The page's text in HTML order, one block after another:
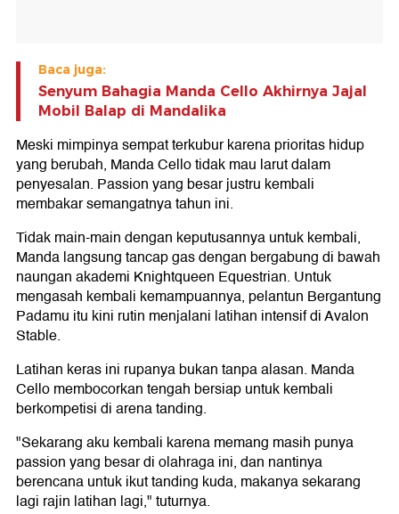
Baca juga:
Senyum Bahagia Manda Cello Akhirnya Jajal
Mobil Balap di Mandalika
Meski mimpinya sempat terkubur karena prioritas hidup
yang berubah, Manda Cello tidak mau larut dalam
penyesalan. Passion yang besar justru kembali
membakar semangatnya tahun ini.
Tidak main-main dengan keputusannya untuk kembali,
Manda langsung tancap gas dengan bergabung di bawah
naungan akademi Knightqueen Equestrian. Untuk
mengasah kembali kemampuannya, pelantun Bergantung
Padamu itu kini rutin menjalani latihan intensif di Avalon
Stable.
Latihan keras ini rupanya bukan tanpa alasan. Manda
Cello membocorkan tengah bersiap untuk kembali
berkompetisi di arena tanding.
"Sekarang aku kembali karena memang masih punya
passion yang besar di olahraga ini, dan nantinya
berencana untuk ikut tanding kuda, makanya sekarang
lagi rajin latihan lagi," tuturnya.